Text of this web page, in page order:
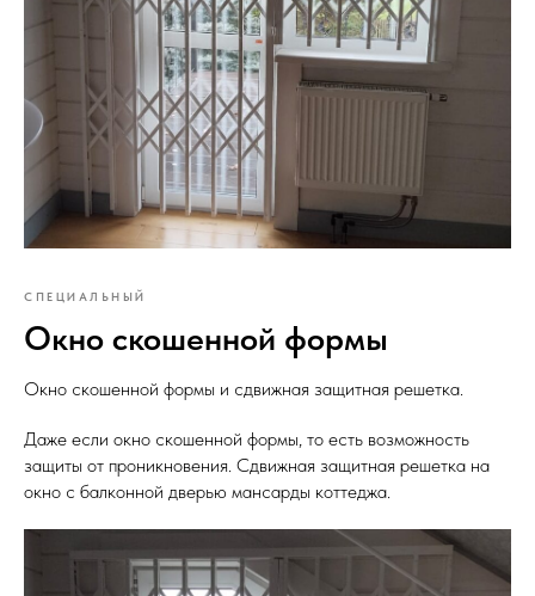
СПЕЦИАЛЬНЫЙ
Окно скошенной формы
Окно скошенной формы и сдвижная защитная решетка.
Даже если окно скошенной формы, то есть возможность
защиты от проникновения. Сдвижная защитная решетка на
окно с балконной дверью мансарды коттеджа.